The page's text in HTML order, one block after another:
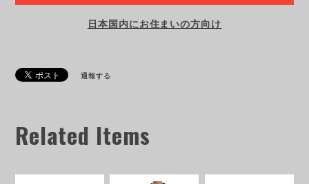
日本国内にお住まいの方向け
通報する
Related Items